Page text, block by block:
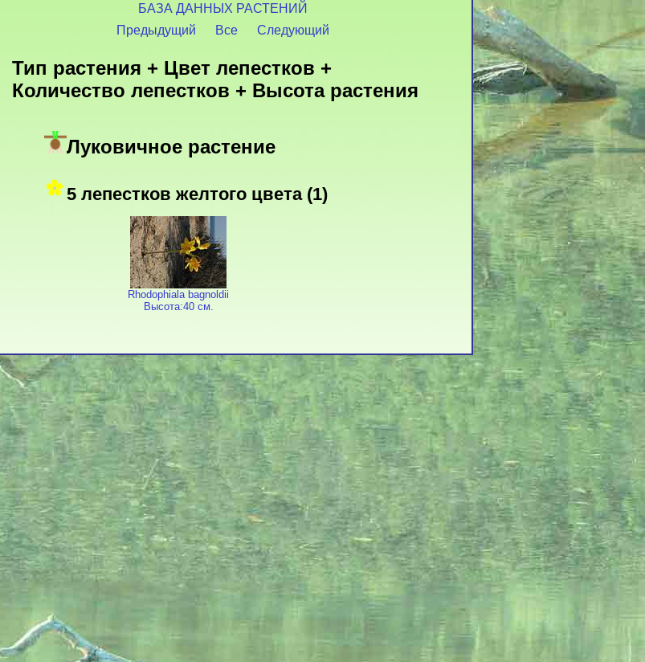
БАЗА ДАННЫХ РАСТЕНИЙ
Предыдущий
Все Следующий
Тип растения + Цвет лепестков +
Количество лепестков + Высота растения
Луковичное растение
5 лепестков желтого цвета (1)
Rhodophiala bagnoldii
Высота:40 см.